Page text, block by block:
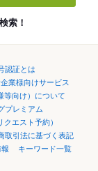
索！
認証とは
業様向けサービス
等向け）について
プレミアム
エスト予約）
取引法に基づく表記
キーワード一覧